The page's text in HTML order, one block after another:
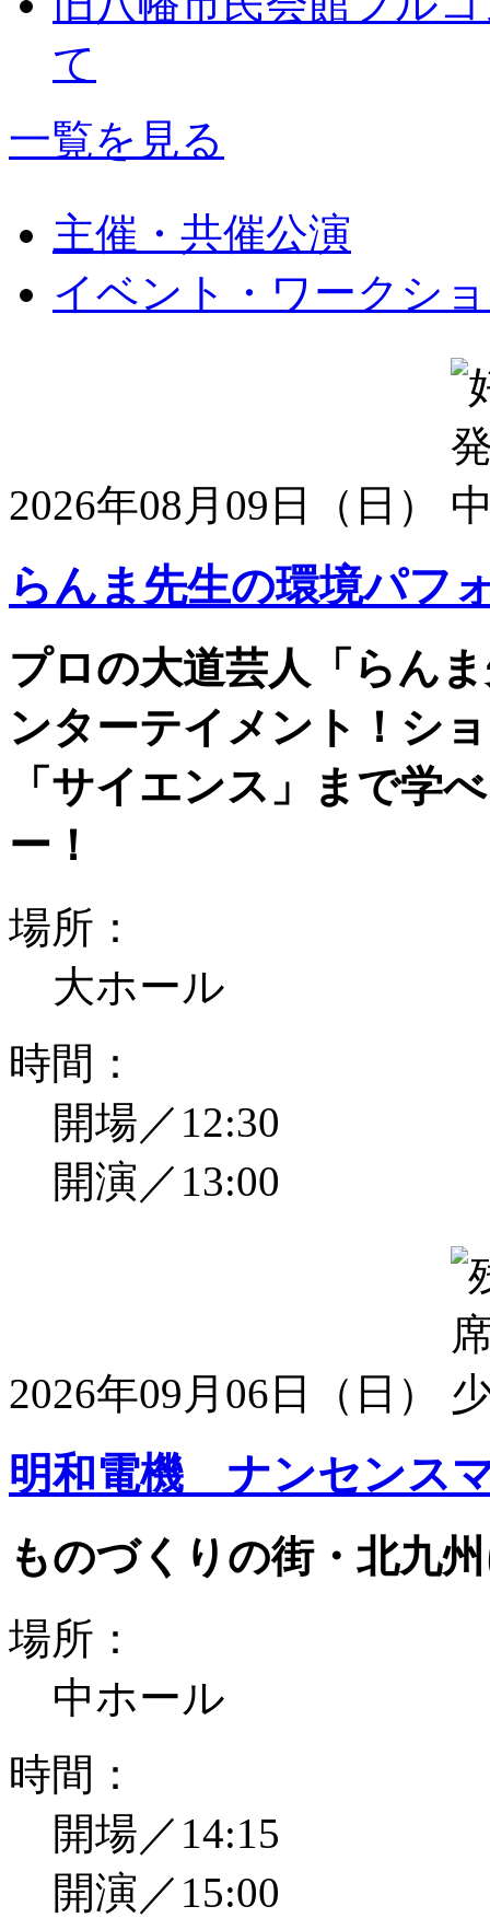
て
一覧を見る
主催・共催公演
イベント・ワークシ
2026年08月09日（日）
らんま先生の環境パフ
プロの大道芸人「らん
ンターテイメント！シ
「サイエンス」まで学
ー！
場所：
大ホール
時間：
開場／12:30
開演／13:00
2026年09月06日（日）
明和電機 ナンセンス
ものづくりの街・北九
場所：
中ホール
時間：
開場／14:15
開演／15:00